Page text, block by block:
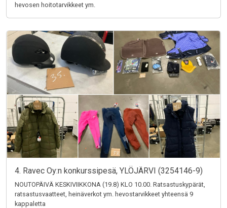
hevosen hoitotarvikkeet ym.
4. Ravec Oy:n konkurssipesä, YLÖJÄRVI (3254146-9)
NOUTOPÄIVÄ KESKIVIIKKONA (19.8) KLO 10.00. Ratsastuskypärät,
ratsastusvaatteet, heinäverkot ym. hevostarvikkeet yhteensä 9
kappaletta